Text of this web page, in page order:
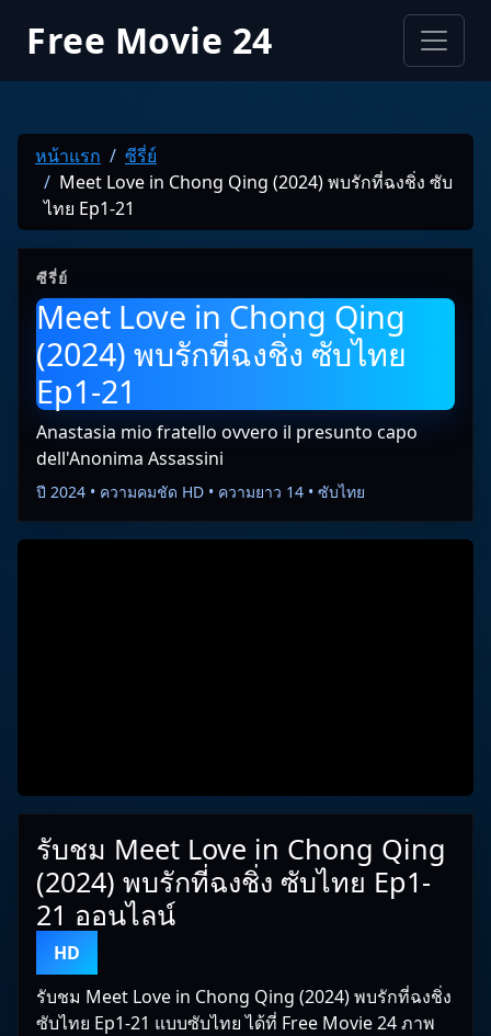
Free Movie 24
หน้าแรก
ซีรี่ย์
Meet Love in Chong Qing (2024) พบรักที่ฉงชิ่ง ซับ
ไทย Ep1-21
ซีรี่ย์
Meet Love in Chong Qing
(2024) พบรักที่ฉงชิ่ง ซับไทย
Ep1-21
Anastasia mio fratello ovvero il presunto capo
dell'Anonima Assassini
ปี 2024 • ความคมชัด HD • ความยาว 14 • ซับไทย
รับชม Meet Love in Chong Qing
(2024) พบรักที่ฉงชิ่ง ซับไทย Ep1-
21 ออนไลน์
HD
รับชม Meet Love in Chong Qing (2024) พบรักที่ฉงชิ่ง
ซับไทย Ep1-21 แบบซับไทย ได้ที่ Free Movie 24 ภาพ